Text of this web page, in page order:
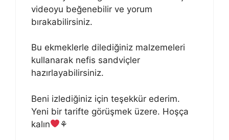
videoyu beğenebilir ve yorum
bırakabilirsiniz.
Bu ekmeklerle dilediğiniz malzemeleri
kullanarak nefis sandviçler
hazırlayabilirsiniz.
Beni izlediğiniz için teşekkür ederim.
Yeni bir tarifte görüşmek üzere. Hoşça
kalın
⚘